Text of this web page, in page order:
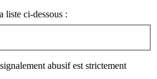
liste ci-dessous :
abusif est strictement